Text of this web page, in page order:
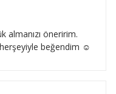
almanızı öneririm.
beğendim ☺️